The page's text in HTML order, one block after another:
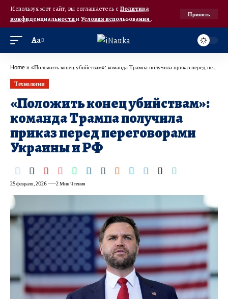
Используя этот сайт, вы соглашаетесь с Политика
конфиденциальностииУсловия использования.
Принять
Аа
Home » «Положить конец убийствам»: команда Трампа получила приказ перед переговорами Украины и РФ
Технологии
«Положить конец убийствам»:
команда Трампа получила
приказ перед переговорами
Украины и РФ
25 февраля, 2026 2 Мин Чтения